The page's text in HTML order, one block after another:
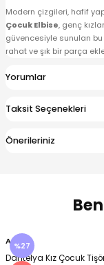
Modern çizgileri, hafif
Çocuk Elbise, genç
güvencesiyle sunulan bu
rahat ve şık bir parça
Yorumlar
Taksit Seçenekleri
Önerileriniz
%20
Urban Kız Çocuk